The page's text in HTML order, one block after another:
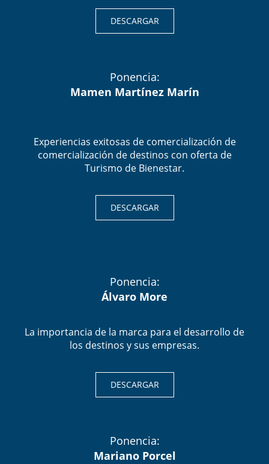
DESCARGAR
Ponencia:
Mamen Martínez Marín
Experiencias exitosas de comercialización de
comercialización de destinos con oferta de
Turismo de Bienestar.
DESCARGAR
Ponencia:
Álvaro More
La importancia de la marca para el desarrollo de
los destinos y sus empresas.
DESCARGAR
Ponencia:
Mariano Porcel